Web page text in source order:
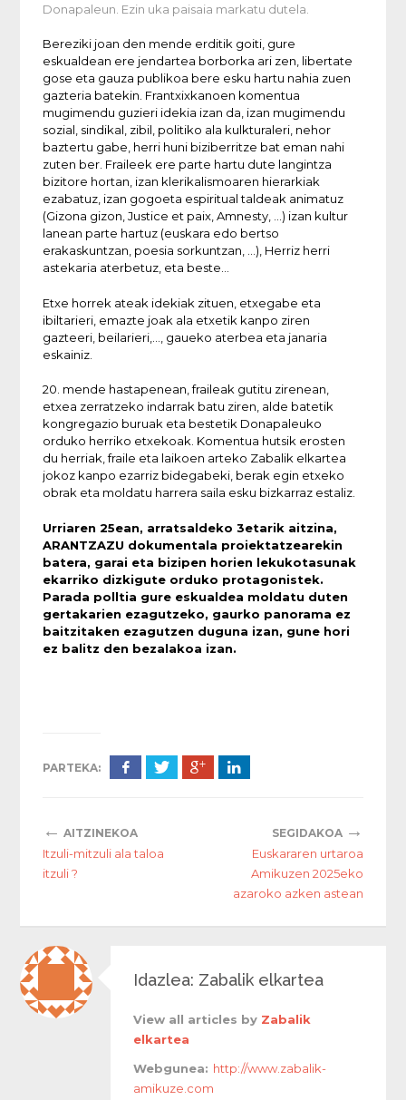
Donapaleun. Ezin uka paisaia markatu dutela.
Bereziki joan den mende erditik goiti, gure
eskualdean ere jendartea borborka ari zen, libertate
gose eta gauza publikoa bere esku hartu nahia zuen
gazteria batekin. Frantxixkanoen komentua
mugimendu guzieri idekia izan da, izan mugimendu
sozial, sindikal, zibil, politiko ala kulkturaleri, nehor
baztertu gabe, herri huni biziberritze bat eman nahi
zuten ber. Fraileek ere parte hartu dute langintza
bizitore hortan, izan klerikalismoaren hierarkiak
ezabatuz, izan gogoeta espiritual taldeak animatuz
(Gizona gizon, Justice et paix, Amnesty , …) izan kultur
lanean parte hartuz (euskara edo bertso
erakaskuntzan, poesia sorkuntzan, …), Herriz herri
astekaria aterbetuz, eta beste…
Etxe horrek ateak idekiak zituen, etxegabe eta
ibiltarieri, emazte joak ala etxetik kanpo ziren
gazteeri, beilarieri,…, gaueko aterbea eta janaria
eskainiz.
20. mende hastapenean, fraileak gutitu zirenean,
etxea zerratzeko indarrak batu ziren, alde batetik
kongregazio buruak eta bestetik Donapaleuko
orduko herriko etxekoak. Komentua hutsik erosten
du herriak, fraile eta laikoen arteko Zabalik elkartea
jokoz kanpo ezarriz bidegabeki, berak egin etxeko
obrak eta moldatu harrera saila esku bizkarraz estaliz.
Urriaren 25ean, arratsaldeko 3etarik aitzina,
ARANTZAZU dokumentala proiektatzearekin
batera, garai eta bizipen horien lekukotasunak
ekarriko dizkigute orduko protagonistek.
Parada polltia gure eskualdea moldatu duten
gertakarien ezagutzeko, gaurko panorama ez
baitzitaken ezagutzen duguna izan, gune hori
ez balitz den bezalakoa izan.
PARTEKA:
← AITZINEKOA
Itzuli-mitzuli ala taloa
itzuli ?
SEGIDAKOA →
Euskararen urtaroa
Amikuzen 2025eko
azaroko azken astean
Idazlea: Zabalik elkartea
View all articles by Zabalik
elkartea
Webgunea: http://www.zabalik-
amikuze.com